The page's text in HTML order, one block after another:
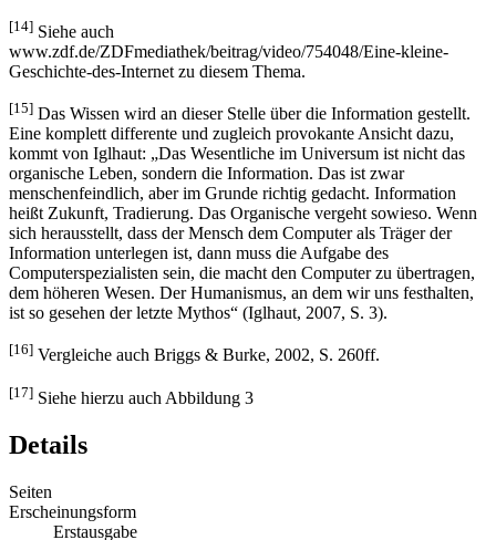
dort vertreten sind.
[14]Siehe auch
Geschichte-des-Internet zu diesem Thema.
[15]Das Wissen wird an dieser Stelle über die Information gestellt.
Eine komplett differente und zugleich provokante Ansicht dazu,
kommt von Iglhaut: „Das Wesentliche im Universum ist nicht das
organische Leben, sondern die Information. Das ist zwar
menschenfeindlich, aber im Grunde richtig gedacht. Information
heißt Zukunft, Tradierung. Das Organische vergeht sowieso. Wenn
sich herausstellt, dass der Mensch dem Computer als Träger der
Information unterlegen ist, dann muss die Aufgabe des
Computerspezialisten sein, die macht den Computer zu übertragen,
ist so gesehen der letzte Mythos“ (Iglhaut, 2007, S. 3).
[16] Vergleiche auch Briggs & Burke, 2002, S. 260ff.
Siehe hierzu auch Abbildung 3
Details